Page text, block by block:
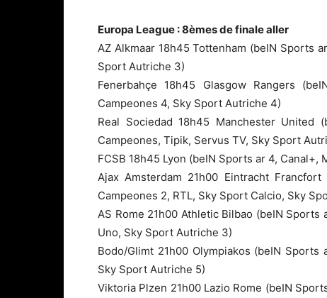
Europa League : 8èmes de finale aller
AZ Alkmaar 18h45 Tottenham (beIN Sports
Sport Autriche 3)
Fenerbahçe 18h45 Glasgow Rangers
Campeones 4, Sky Sport Autriche 4)
Real Sociedad 18h45 Manchester
Campeones, Tipik, Servus TV, Sky Sport
FCSB 18h45 Lyon (beIN Sports ar 4,
Ajax Amsterdam 21h00 Eintracht
Campeones 2, RTL, Sky Sport Calcio, Sky
AS Rome 21h00 Athletic Bilbao (beIN
Uno, Sky Sport Autriche 3)
Bodo/Glimt 21h00 Olympiakos (beIN
Sky Sport Autriche 5)
Viktoria Plzen 21h00 Lazio Rome (beIN